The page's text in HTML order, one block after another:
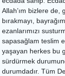
Allah’ım bizlere
bırakmayı,
ezanlarımızı
sapasağlam teslim
yaşayan herkes bu
sürdürmek
durumdadır. Tüm